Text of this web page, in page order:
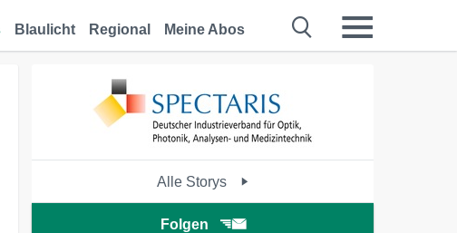
Blaulicht Regional Meine Abos
Alle Storys
Folgen